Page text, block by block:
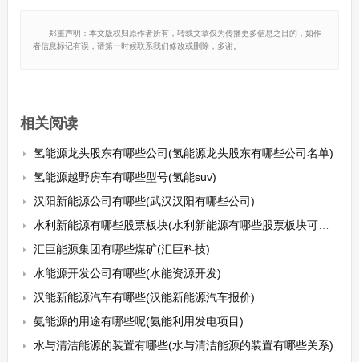
郑重声明：本文版权归原作者所有，转载文章仅为传播更多信息之目的，如作
者信息标记有误，请第一时候联系我们修改或删除，多谢。
相关阅读
氢能源龙头股东有哪些公司(氢能源龙头股东有哪些公司名单)
氢能源越野房车有哪些型号(氢能suv)
汉阳新能源公司有哪些(武汉汉阳有哪些公司)
水利新能源有哪些股票板块(水利新能源有哪些股票板块可以买)
汇巨能源集团有哪些煤矿(汇巨科技)
水能源开发公司有哪些(水能资源开发)
汉能新能源汽车有哪些(汉能新能源汽车报价)
氨能源的用途有哪些呢(氨能利用发电项目)
水与清洁能源的装置有哪些(水与清洁能源的装置有哪些关系)